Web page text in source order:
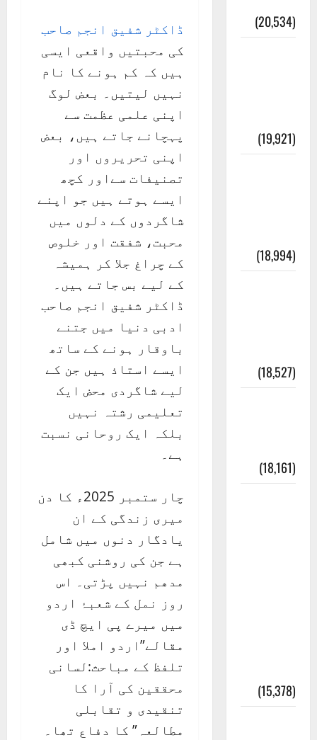
ڈاکٹر شفیق انجم صاحب
کی محبتیں واقعی ایسی
ہیں کہ کم ہونے کا نام
نہیں لیتیں۔ بعض لوگ
اپنی علمی عظمت سے
پہچانے جاتے ہیں، بعض
اپنی تحریروں اور
تصنیفات سےاور کچھ
ایسے ہوتے ہیں جو اپنے
شاگردوں کے دلوں میں
محبت، شفقت اور خلوص
کے چراغ جلا کر ہمیشہ
کے لیے بس جاتے ہیں۔
ڈاکٹر شفیق انجم صاحب
ادبی دنیا میں جتنے
باوقار ہونے کے ساتھ
ایسے استاذ ہیں جن کے
لیے شاگردی محض ایک
تعلیمی رشتہ نہیں
بلکہ ایک روحانی نسبت
ہے۔
چار ستمبر 2025ء کا دن
میری زندگی کے ان
یادگار دنوں میں شامل
ہے جن کی روشنی کبھی
مدھم نہیں پڑتی۔ اس
روز نمل کے شعبۂ اردو
میں میرے پی ایچ ڈی
مقالے”اردو املا اور
تلفظ کے مباحث:لسانی
محققین کی آرا کا
تنقیدی و تقابلی
مطالعہ” کا دفاع تھا۔
(20,534)
(19,921)
(18,994)
(18,527)
(18,161)
(15,378)